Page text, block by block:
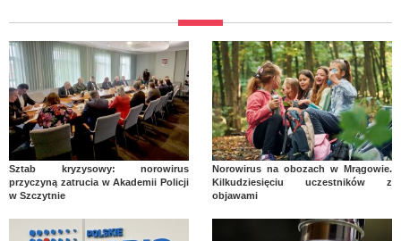
Sztab kryzysowy: norowirus
przyczyną zatrucia w Akademii Policji
w Szczytnie
Norowirus na obozach w Mrągowie.
Kilkudziesięciu uczestników z
objawami